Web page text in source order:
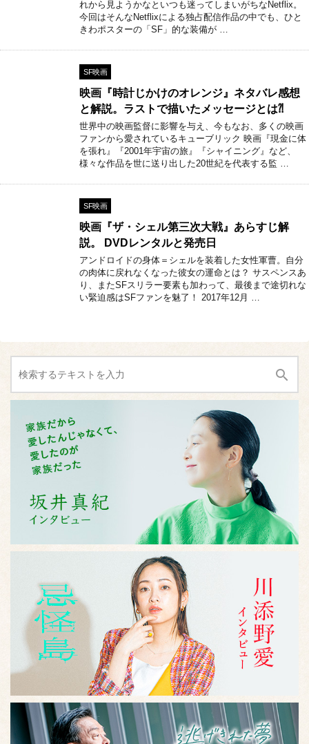
れから見ようかなといつも迷ってしまいがちなNetflix。
今回はそんなNetflixによる独占配信作品の中でも、ひと
きわポスターの「SF」的な装備が …
SF映画
映画『時計じかけのオレンジ』ネタバレ感想
と解説。ラストで描いたメッセージとは⁈
世界中の映画監督に影響を与え、今もなお、多くの映画
ファンから愛されているキューブリック 映画『現金に体
を張れ』『2001年宇宙の旅』『シャイニング』など、
様々な作品を世に送り出した20世紀を代表する監 …
SF映画
映画『ザ・シェル第三次大戦』あらすじ解
説。 DVDレンタルと発売日
アンドロイドの身体＝シェルを装着した女性軍曹。自分
の肉体に戻れなくなった彼女の運命とは？ サスペンスあ
り、またSFスリラー要素も加わって、最後まで途切れな
い緊迫感はSFファンを魅了！ 2017年12月 …